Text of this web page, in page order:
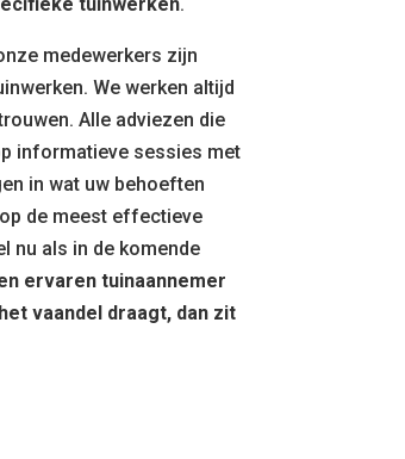
medewerkers zijn
We werken altijd
Alle adviezen die
informatieve sessies met
in wat uw behoeften
de meest effectieve
nu als in de komende
ervaren tuinaannemer
vaandel draagt, dan zit